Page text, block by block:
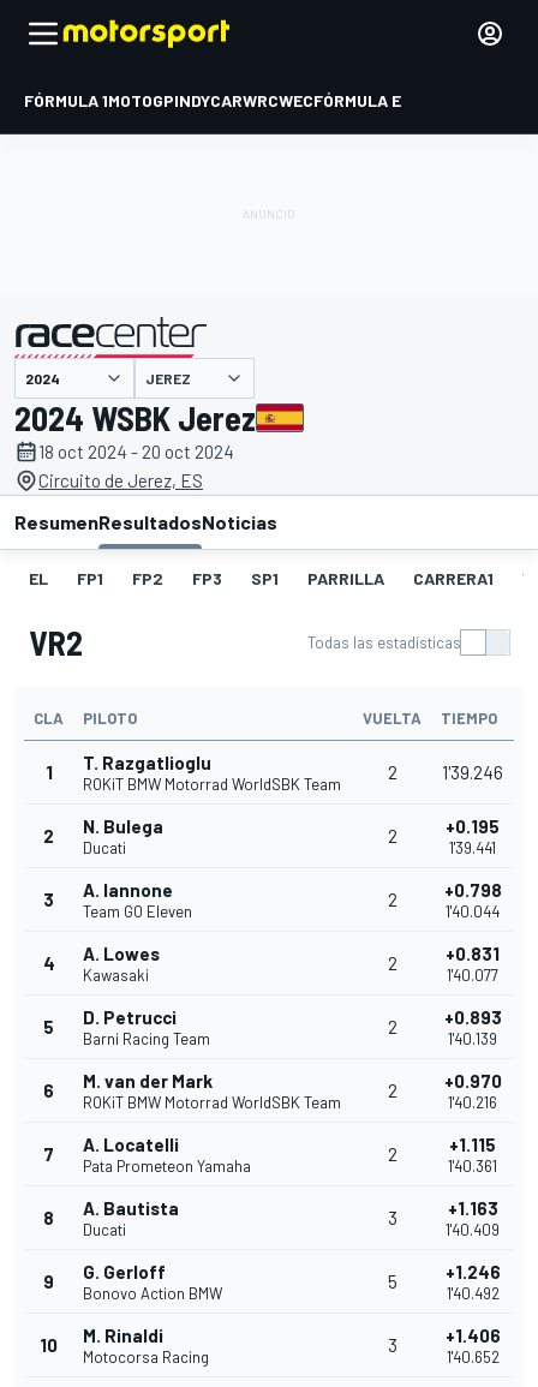
FÓRMULA 1MOTOGPINDYCARWRCWECFÓRMULA E
presentado por JEREZ
2024 WSBK Jerez
18 oct 2024 - 20 oct 2024
Circuito de Jerez, ES
ResumenResultadosNoticias
EL FP1 FP2 FP3 SP1 PARRILLA CARRERA1
VR2 Todas las estadísticas
CLA PILOTO VUELTA TIEMPO
1 T. Razgatlioglu
ROKiT BMW Motorrad WorldSBK Team
2 1'39.246
2 N. Bulega
Ducati
2 +0.195
1'39.441
3 A. Iannone
Team GO Eleven
2 +0.798
1'40.044
4 A. Lowes
Kawasaki
2 +0.831
1'40.077
5 D. Petrucci
Barni Racing Team
2 +0.893
1'40.139
6 M. van der Mark
ROKiT BMW Motorrad WorldSBK Team
2 +0.970
1'40.216
7 A. Locatelli
Pata Prometeon Yamaha
2 +1.115
1'40.361
8 A. Bautista
Ducati
3 +1.163
1'40.409
9 G. Gerloff
Bonovo Action BMW
5 +1.246
1'40.492
10 M. Rinaldi
Motocorsa Racing
3 +1.406
1'40.652